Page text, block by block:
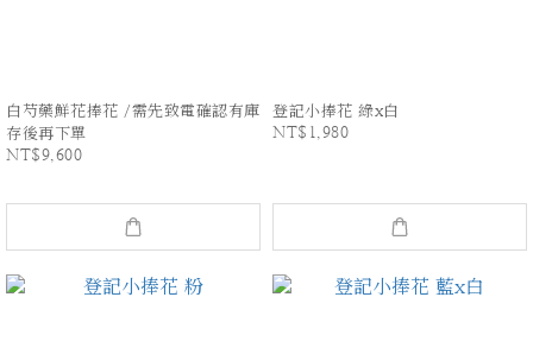
白芍藥鮮花捧花 /需先致電確認有庫
存後再下單
NT$9,600
登記小捧花 綠x白
NT$1,980